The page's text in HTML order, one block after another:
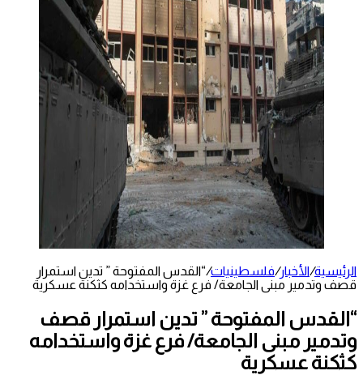
الرئيسية/الأخبار/فلسطينيات/“القدس المفتوحة ” تدين استمرار
قصف وتدمير مبنى الجامعة/ فرع غزة واستخدامه كثكنة عسكرية
“القدس المفتوحة ” تدين استمرار قصف
وتدمير مبنى الجامعة/ فرع غزة واستخدامه
كثكنة عسكرية